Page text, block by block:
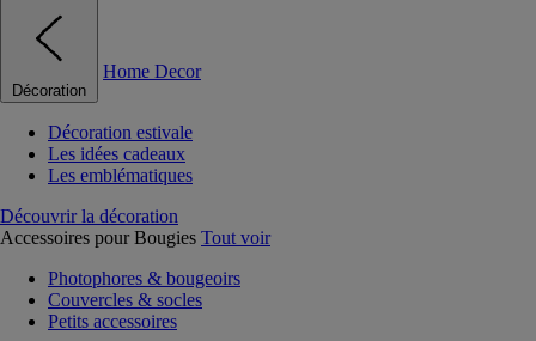
Décoration
Home Decor
Décoration estivale
Les idées cadeaux
Les emblématiques
Découvrir la décoration
Accessoires pour Bougies Tout voir
Photophores & bougeoirs
Couvercles & socles
Petits accessoires